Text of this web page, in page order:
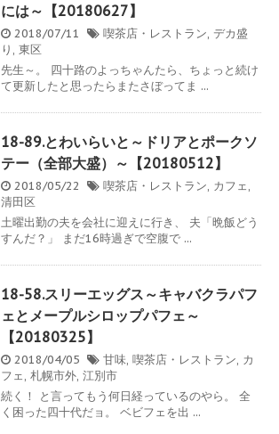
には～【20180627】
2018/07/11 喫茶店・レストラン, デカ盛
り , 東区
先生～。 四十路のよっちゃんたら、ちょっと続け
て更新したと思ったらまたさぼってま ...
18-89.とわいらいと～ドリアとポークソ
テー（全部大盛）～【20180512】
2018/05/22 喫茶店・レストラン, カフェ,
清田区
土曜出勤の夫を会社に迎えに行き、 夫「晩飯どう
すんだ？」 まだ16時過ぎで空腹で ...
18-58.スリーエッグス～キャバクラパフ
ェとメープルシロップパフェ～
【20180325】
2018/04/05 甘味, 喫茶店・レストラン, カ
フェ, 札幌市外, 江別市
続く！ と言ってもう何日経っているのやら。 全
く困った四十代だョ。 ベビフェを出 ...